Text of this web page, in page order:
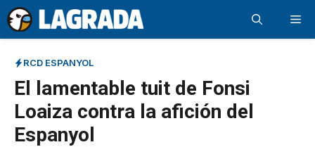
Saltar
al
contenido
RCD ESPANYOL
El lamentable tuit de Fonsi
Loaiza contra la afición del
Espanyol